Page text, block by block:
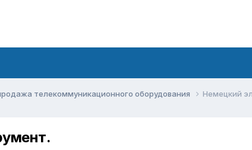
телекоммуникационного оборудования Немецкий